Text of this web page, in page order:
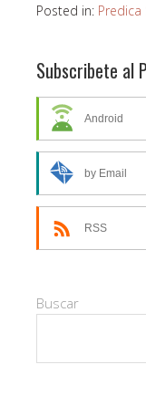
Posted in: Predica
Subscribete al
Android
by Email
RSS
Buscar